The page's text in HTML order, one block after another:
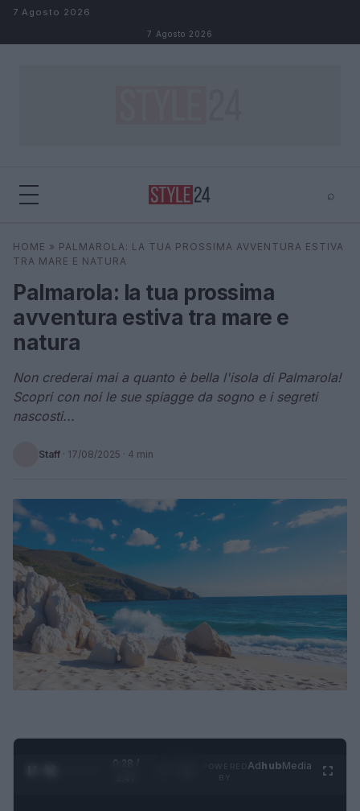
Salta al contenuto
7 Agosto 2026
7 Agosto 2026
⌕
Cerca ⌕ ×
HOME » PALMAROLA: LA TUA PROSSIMA AVVENTURA ESTIVA
TRA MARE E NATURA
Palmarola: la tua prossima
avventura estiva tra mare e
natura
Non crederai mai a quanto è bella l'isola di Palmarola!
Scopri con noi le sue spiagge da sogno e i segreti
nascosti...
Staff · 17/08/2025 · 4 min
0:29 /
AdhubMedia